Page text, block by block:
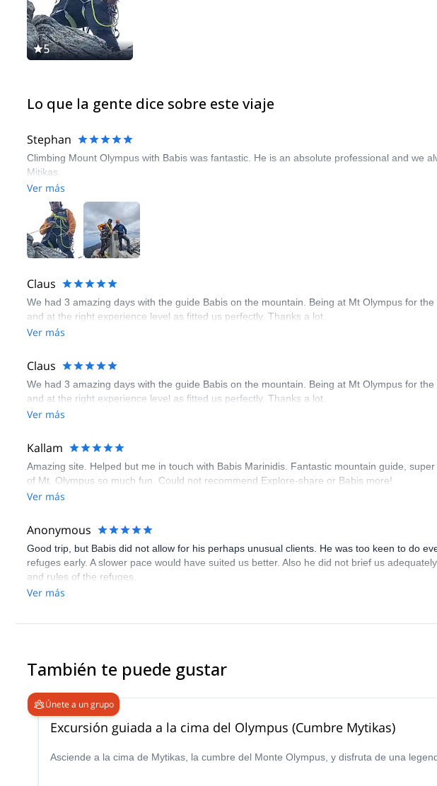
5
Lo que la gente dice sobre este viaje
Stephan
Climbing Mount Olympus with Babis was fantastic. He is an absolute professional and we
Mitikas.
Ver más
Claus
We had 3 amazing days with the guide Babis on the mountain. Being at Mt Olympus for
and at the right experience level as fitted us perfectly. Thanks a lot.
Ver más
Claus
We had 3 amazing days with the guide Babis on the mountain. Being at Mt Olympus for
and at the right experience level as fitted us perfectly. Thanks a lot.
Ver más
Kallam
Amazing site. Helped but me in touch with Babis Marinidis. Fantastic mountain guide,
of Mt. Olympus so much fun. Could not recommend Explore-share or Babis more!
Ver más
Anonymous
Good trip, but Babis did not allow for his perhaps unusual clients. He was too keen to do
refuges early. A slower pace would have suited us better. Also he did not brief us
and rules of the refuges.
Ver más
También te puede gustar
Únete a un grupo
Excursión guiada a la cima del Olympus (Cumbre Mytikas)
Asciende a la cima de Mytikas, la cumbre del Monte Olympus, y disfruta de una